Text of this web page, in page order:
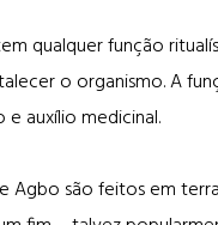
qualquer função
o organismo. A
auxílio medicinal.
Agbo são feitos em